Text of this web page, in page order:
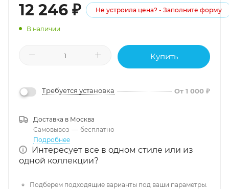
12 246 ₽ Не устроила цена? - Заполните форму
В наличии
Купить
Требуется установка От 1 000 ₽
Доставка в Москва
Самовывоз — бесплатно
Подробнее
Интересует все в одном стиле или из
одной коллекции?
Подберем подходящие варианты под ваши параметры.